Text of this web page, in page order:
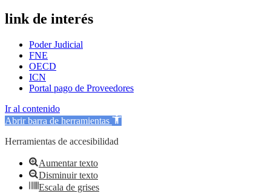
link de interés
Poder Judicial
FNE
OECD
ICN
Portal pago de Proveedores
Ir al contenido
Abrir barra de herramientas
Herramientas de accesibilidad
Aumentar texto
Disminuir texto
Escala de grises